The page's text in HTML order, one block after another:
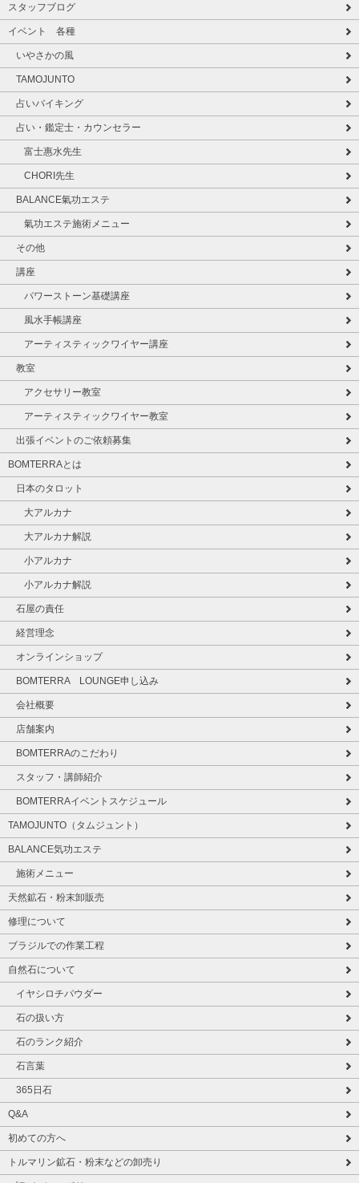
スタッフブログ
イベント 各種
いやさかの風
TAMOJUNTO
占いバイキング
占い・鑑定士・カウンセラー
富士惠水先生
CHORI先生
BALANCE氣功エステ
氣功エステ施術メニュー
その他
講座
パワーストーン基礎講座
風水手帳講座
アーティスティックワイヤー講座
教室
アクセサリー教室
アーティスティックワイヤー教室
出張イベントのご依頼募集
BOMTERRAとは
日本のタロット
大アルカナ
大アルカナ解説
小アルカナ
小アルカナ解説
石屋の責任
経営理念
オンラインショップ
BOMTERRA LOUNGE申し込み
会社概要
店舗案内
BOMTERRAのこだわり
スタッフ・講師紹介
BOMTERRAイベントスケジュール
TAMOJUNTO（タムジュント）
BALANCE気功エステ
施術メニュー
天然鉱石・粉末卸販売
修理について
ブラジルでの作業工程
自然石について
イヤシロチパウダー
石の扱い方
石のランク紹介
石言葉
365日石
Q&A
初めての方へ
トルマリン鉱石・粉末などの卸売り